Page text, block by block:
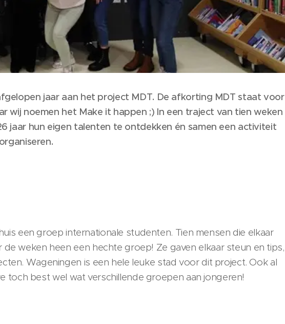
jaar aan het project MDT. De afkorting MDT staat voor
wij noemen het Make it happen ;) In een traject van tien weken
jaar hun eigen talenten te ontdekken én samen een activiteit
een groep internationale studenten. Tien mensen die elkaar
weken heen een hechte groep! Ze gaven elkaar steun en tips,
Wageningen is een hele leuke stad voor dit project. Ook al
toch best wel wat verschillende groepen aan jongeren!